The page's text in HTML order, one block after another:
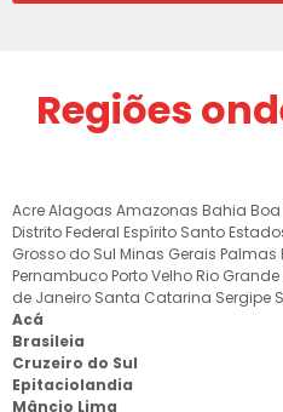
Regiões
AcreAlagoas Amazonas Bahia
Distrito Federal Espírito Santo
Grosso do Sul Minas Gerais Palmas
Pernambuco Porto Velho Rio
de Janeiro Santa Catarina Sergipe
Acá
Brasileia
Cruzeiro do Sul
Epitaciolandia
Mâncio Lima